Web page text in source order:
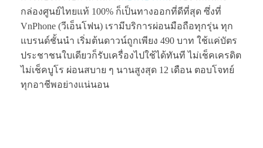
กล่องศูนย์ไทยแท้ 100% ก็เป็นทางออกที่ดีที่สุด ซึ่งที่
VnPhone (วีเอ็นโฟน) เรามีบริการผ่อนมือถือทุกรุ่น ทุก
แบรนด์ชั้นนำ เริ่มต้นดาวน์ถูกเพียง 490 บาท ใช้แค่บัตร
ประชาชนใบเดียวก็รับเครื่องไปใช้ได้ทันที ไม่เช็คเครดิต
ไม่เช็คบูโร ผ่อนสบาย ๆ นานสูงสุด 12 เดือน ตอบโจทย์
ทุกอาชีพอย่างแน่นอน